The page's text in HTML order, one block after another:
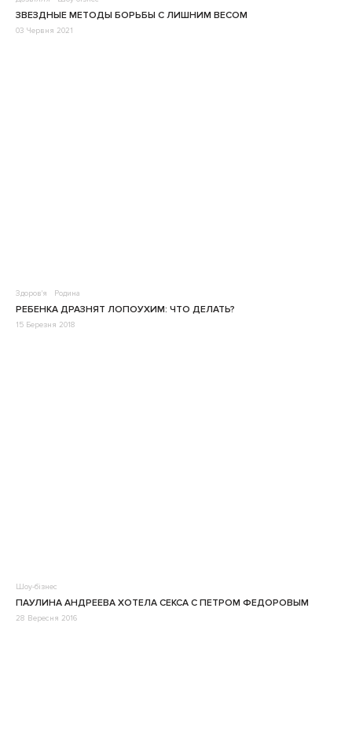
ЗВЕЗДНЫЕ МЕТОДЫ БОРЬБЫ С ЛИШНИМ ВЕСОМ
03 Червня 2021
Здоров'я Родина
РЕБЕНКА ДРАЗНЯТ ЛОПОУХИМ: ЧТО ДЕЛАТЬ?
15 Березня 2018
Шоу-бізнес
ПАУЛИНА АНДРЕЕВА ХОТЕЛА СЕКСА С ПЕТРОМ ФЕДОРОВЫМ
28 Вересня 2016